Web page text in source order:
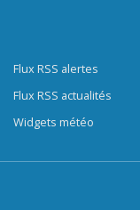
Flux RSS alertes
Flux RSS actualités
Widgets météo